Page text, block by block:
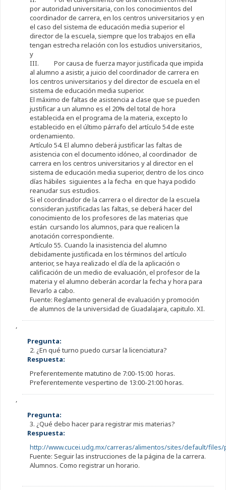
por autoridad universitaria, con los conocimientos del
coordinador de carrera, en los centros universitarios y en
el caso del sistema de educación media superior el
director de la escuela, siempre que los trabajos en ella
tengan estrecha relación con los estudios universitarios,
y
III. Por causa de fuerza mayor justificada que impida
al alumno a asistir, a juicio del coordinador de carrera en
los centros universitarios y del director de escuela en el
sistema de educación media superior.
El máximo de faltas de asistencia a clase que se pueden
justificar a un alumno es el 20% del total de hora
establecida en el programa de la materia, excepto lo
establecido en el último párrafo del artículo 54 de este
ordenamiento.
Artículo 54. El alumno deberá justificar las faltas de
asistencia con el documento idóneo, al coordinador de
carrera en los centros universitarios y al director en el
sistema de educación media superior, dentro de los cinco
días hábiles siguientes a la fecha en que haya podido
reanudar sus estudios.
Si el coordinador de la carrera o el director de la escuela
consideran justificadas las faltas, se deberá hacer del
conocimiento de los profesores de las materias que
están cursando los alumnos, para que realicen la
anotación correspondiente.
Artículo 55. Cuando la inasistencia del alumno
debidamente justificada en los términos del artículo
anterior, se haya realizado el día de la aplicación o
calificación de un medio de evaluación, el profesor de la
materia y el alumno deberán acordar la fecha y hora para
llevarlo a cabo.
Fuente: Reglamento general de evaluación y promoción
de alumnos de la universidad de Guadalajara, capitulo. XI.
,
Pregunta:
2. ¿En qué turno puedo cursar la licenciatura?
Respuesta:
Preferentemente matutino de 7:00-15:00 horas.
Preferentemente vespertino de 13:00-21:00 horas.
,
Pregunta:
3. ¿Qué debo hacer para registrar mis materias?
Respuesta:
http://www.cucei.udg.mx/carreras/alimentos/sites/default/
Fuente: Seguir las instrucciones de la página de la carrera.
Alumnos. Como registrar un horario.